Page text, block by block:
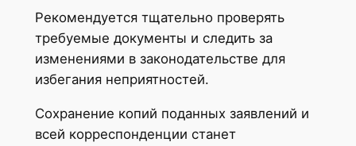
Рекомендуется тщательно проверять
требуемые документы и следить за
изменениями в законодательстве для
избегания неприятностей.
Сохранение копий поданных заявлений и
всей корреспонденции станет